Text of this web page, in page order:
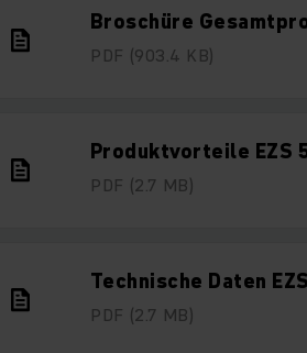
Broschüre
PDF (903.4 KB)
Produktvorteile EZS
PDF (2.7 MB)
Technische Daten
PDF (2.7 MB)